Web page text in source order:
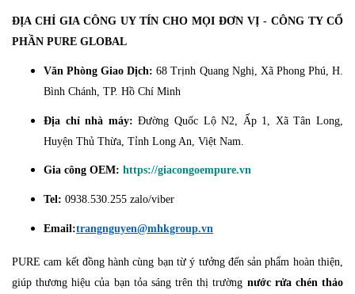
ĐỊA CHỈ GIA CÔNG UY TÍN CHO MỌI ĐƠN VỊ - CÔNG TY CỔ
PHẦN PURE GLOBAL
Văn Phòng Giao Dịch:68 Trịnh Quang Nghị, Xã Phong Phú, H.
Bình Chánh, TP. Hồ Chí Minh
Địa chỉ nhà máy:Đường Quốc Lộ N2, Ấp 1, Xã Tân Long,
Huyện Thủ Thừa, Tỉnh Long An, Việt Nam.
Gia công OEM: https://giacongoempure.vn
Tel: 0938.530.255 zalo/viber
Email:trangnguyen@mhkgroup.vn
PURE cam kết đồng hành cùng bạn từ ý tưởng đến sản phẩm hoàn thiện,
giúp thương hiệu của bạn tỏa sáng trên thị trường nước rửa chén thảo